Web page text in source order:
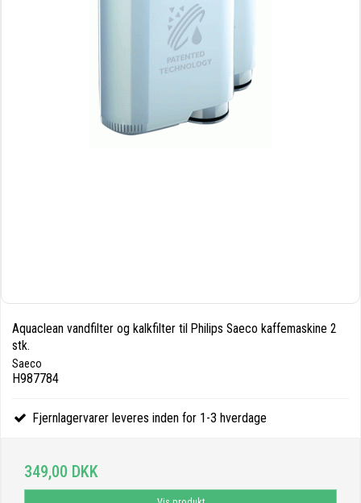
Aquaclean vandfilter og kalkfilter til Philips Saeco kaffemaskine 2
stk.
Saeco
H987784
Fjernlagervarer leveres inden for 1-3 hverdage
349,00 DKK